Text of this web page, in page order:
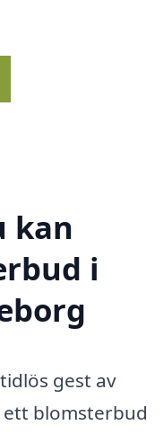
kan
i
gest av
blomsterbud